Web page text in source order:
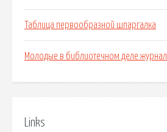
Таблица первообразной шпаргалка
Молодые в библиотечном деле журнал
Links